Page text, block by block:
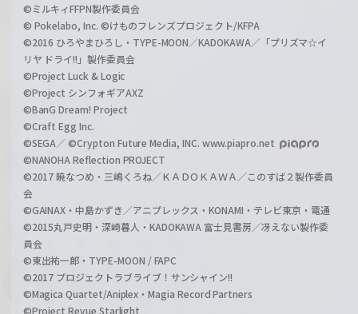
©ミルキィFFPN製作委員会
© Pokelabo, Inc. ©けものフレンズプロジェクト/KFPA
©2016 ひろやまひろし・TYPE-MOON／KADOKAWA／「プリズマ☆イ
リヤ ドライ!!」製作委員会
©Project Luck & Logic
©Project シンフォギアAXZ
©BanG Dream! Project
©Craft Egg Inc.
©SEGA／ ©Crypton Future Media, INC. www.piapro.net
©NANOHA Reflection PROJECT
©2017 暁なつめ・三嶋くろね／ＫＡＤＯＫＡＷＡ／このすば２製作委員
会
©GAINAX・中島かずき／アニプレックス・KONAMI・テレビ東京・電通
©2015丸戸史明・深崎暮人・KADOKAWA 富士見書房／冴えない製作委
員会
©東出祐一郎・TYPE-MOON / FAPC
©2017 プロジェクトラブライブ！サンシャイン!!
©Magica Quartet/Aniplex・Magia Record Partners
©Project Revue Starlight